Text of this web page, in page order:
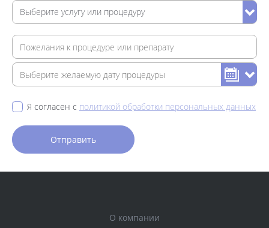
Я согласен с политикой обработки персональных данных
О компании